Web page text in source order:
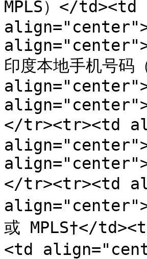
MPLS）</
印度本地手机号
</tr><tr><td
</tr><tr><td
或 MPLS†</
<td